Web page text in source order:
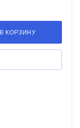
В КОРЗИНУ